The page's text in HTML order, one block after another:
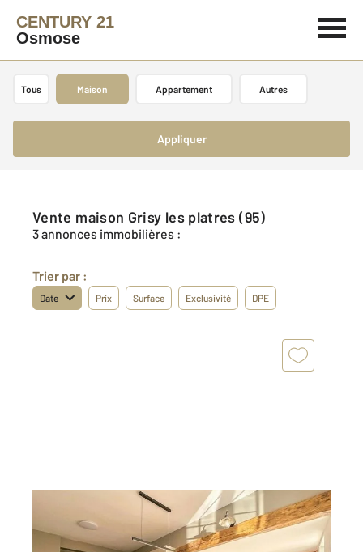
CENTURY 21
Osmose
Tous Maison Appartement Autres
Appliquer
Vente maison Grisy les platres (95)
3 annonces immobilières :
Trier par :
Date Prix Surface Exclusivité DPE
GRISY LES PLATRES 95
98,93 m2
, 5 pièces
Ref : 511